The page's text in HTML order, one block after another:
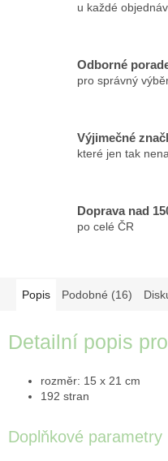
u každé
Odborné
pro správný
Výjimečné
které jen tak
Doprava nad
po celé ČR
Popis Podobné (16)
Detailní popis
rozměr: 15 x 21 cm
192 stran
Doplňkové parametry